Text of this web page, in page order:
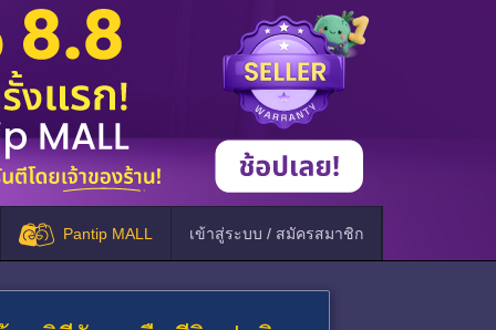
Pantip MALL เข้าสู่ระบบ / สมัครสมาชิก